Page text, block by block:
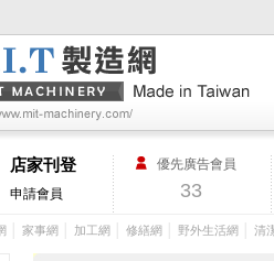
店家刊登
申請會員
優先廣告會員
33
家事網 加工網 修繕網 野外生活網 清